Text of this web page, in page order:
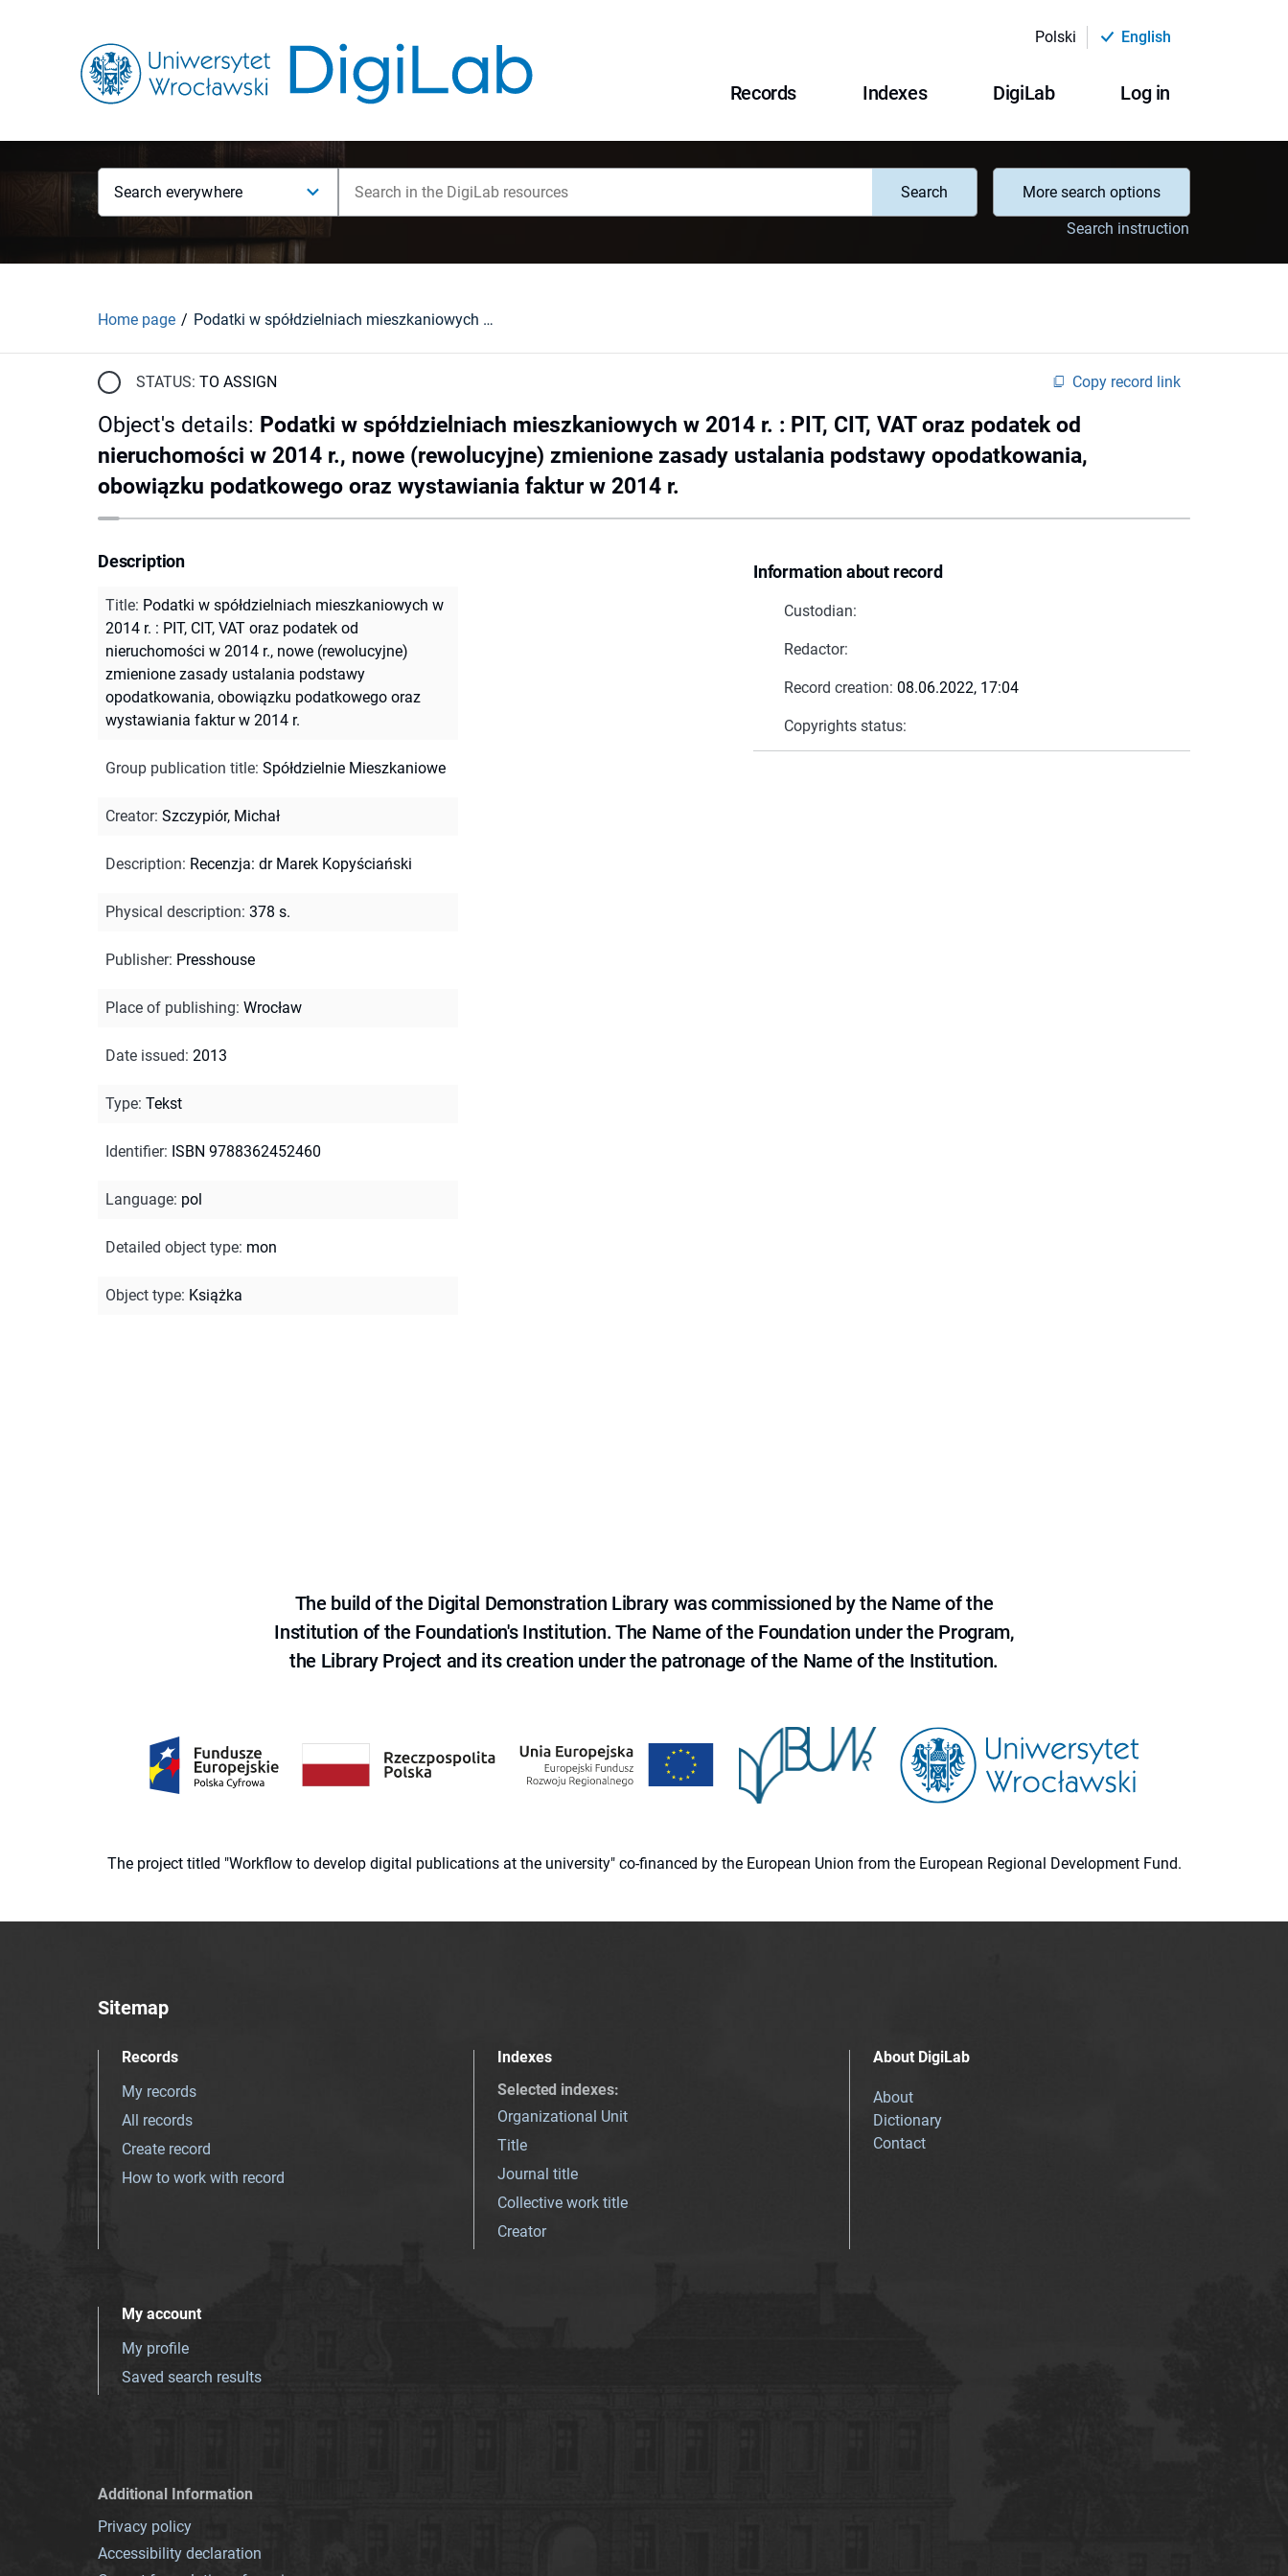
Polski English
Records Indexes DigiLab Log in
Search everywhere Search
More search options
Search instruction
Home page Podatki w spółdzielniach mieszkaniowych w 2014 r. : PIT, CIT, VAT oraz podatek od nieruchomości w 2014 r., nowe (rewolucyjne) zmienione zasady ustalania podstawy opodatkowania, obowiązku podatkowego oraz wystawiania faktur w 2014 r.
STATUS: TO ASSIGN Copy record link
Object's details: Podatki w spółdzielniach mieszkaniowych w 2014 r. : PIT, CIT, VAT oraz podatek od
nieruchomości w 2014 r., nowe (rewolucyjne) zmienione zasady ustalania podstawy opodatkowania,
obowiązku podatkowego oraz wystawiania faktur w 2014 r.
Information about record
Custodian:
Redactor:
Record creation: 08.06.2022, 17:04
Copyrights status:
Description
Title: Podatki w spółdzielniach mieszkaniowych w
2014 r. : PIT, CIT, VAT oraz podatek od
nieruchomości w 2014 r., nowe (rewolucyjne)
zmienione zasady ustalania podstawy
opodatkowania, obowiązku podatkowego oraz
wystawiania faktur w 2014 r.
Group publication title: Spółdzielnie Mieszkaniowe
Creator: Szczypiór, Michał
Description: Recenzja: dr Marek Kopyściański
Physical description: 378 s.
Publisher: Presshouse
Place of publishing: Wrocław
Date issued: 2013
Type: Tekst
Identifier: ISBN 9788362452460
Language: pol
Detailed object type: mon
Object type: Książka
The build of the Digital Demonstration Library was commissioned by the Name of the
Institution of the Foundation's Institution. The Name of the Foundation under the Program,
the Library Project and its creation under the patronage of the Name of the Institution.
The project titled "Workflow to develop digital publications at the university" co-financed by the European Union from the European Regional Development Fund.
Sitemap
Records
My records
All records
Create record
How to work with record
Indexes
Selected indexes:
Organizational Unit
Title
Journal title
Collective work title
Creator
About DigiLab
About
Dictionary
Contact
My account
My profile
Saved search results
Additional Information
Privacy policy
Accessibility declaration